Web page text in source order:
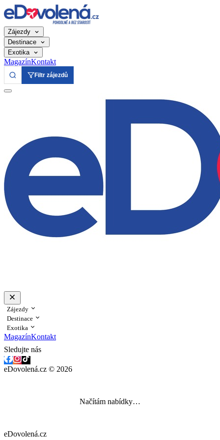
Zájezdy
Destinace
Exotika
MagazínKontakt
Filtr zájezdů
Zájezdy
Destinace
Exotika
MagazínKontakt
Sledujte nás
eDovolená.cz © 2026
Načítám nabídky…
eDovolená.cz